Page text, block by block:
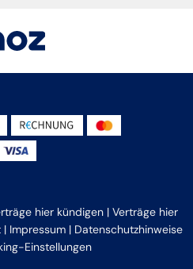
hier kündigen | Verträge hier
| Impressum | Datenschutzhinweise
Einstellungen